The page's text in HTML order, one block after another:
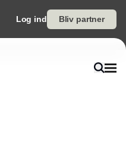
Log ind Bliv partner